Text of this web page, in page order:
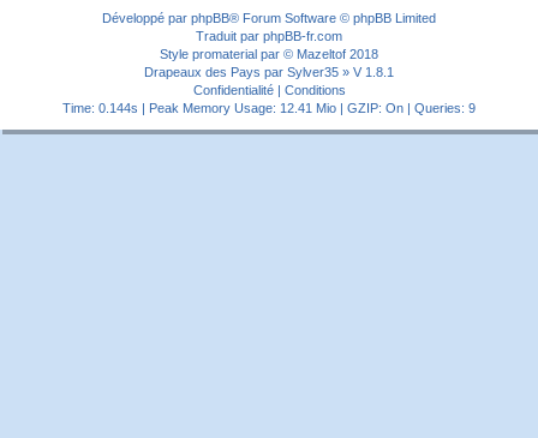
Développé par phpBB® Forum Software © phpBB Limited
Traduit par phpBB-fr.com
Style promaterial par © Mazeltof 2018
Drapeaux des Pays par Sylver35 » V 1.8.1
Confidentialité| Conditions
Time: 0.144s | Peak Memory Usage: 12.41 Mio | GZIP: On | Queries: 9